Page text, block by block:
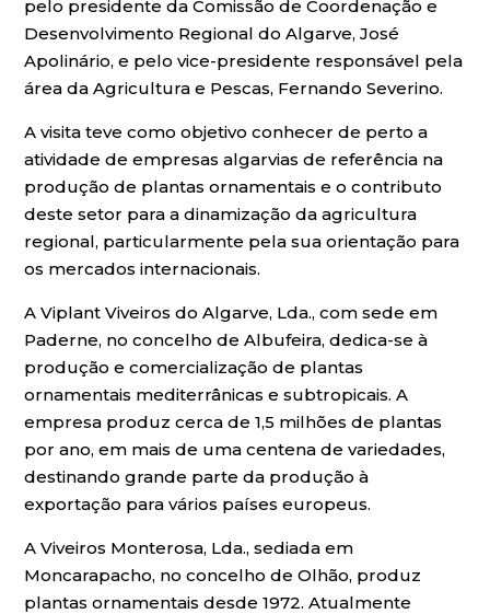
pelo presidente da Comissão de Coordenação e
Desenvolvimento Regional do Algarve, José
Apolinário, e pelo vice-presidente responsável pela
área da Agricultura e Pescas, Fernando Severino.
A visita teve como objetivo conhecer de perto a
atividade de empresas algarvias de referência na
produção de plantas ornamentais e o contributo
deste setor para a dinamização da agricultura
regional, particularmente pela sua orientação para
os mercados internacionais.
A Viplant Viveiros do Algarve, Lda., com sede em
Paderne, no concelho de Albufeira, dedica-se à
produção e comercialização de plantas
ornamentais mediterrânicas e subtropicais. A
empresa produz cerca de 1,5 milhões de plantas
por ano, em mais de uma centena de variedades,
destinando grande parte da produção à
exportação para vários países europeus.
A Viveiros Monterosa, Lda., sediada em
Moncarapacho, no concelho de Olhão, produz
plantas ornamentais desde 1972. Atualmente